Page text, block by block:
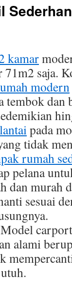
kamar
71m2 saja.
modern
tembok dan
pada
tidak
rumah
pelana
dan murah
sesuai
alami